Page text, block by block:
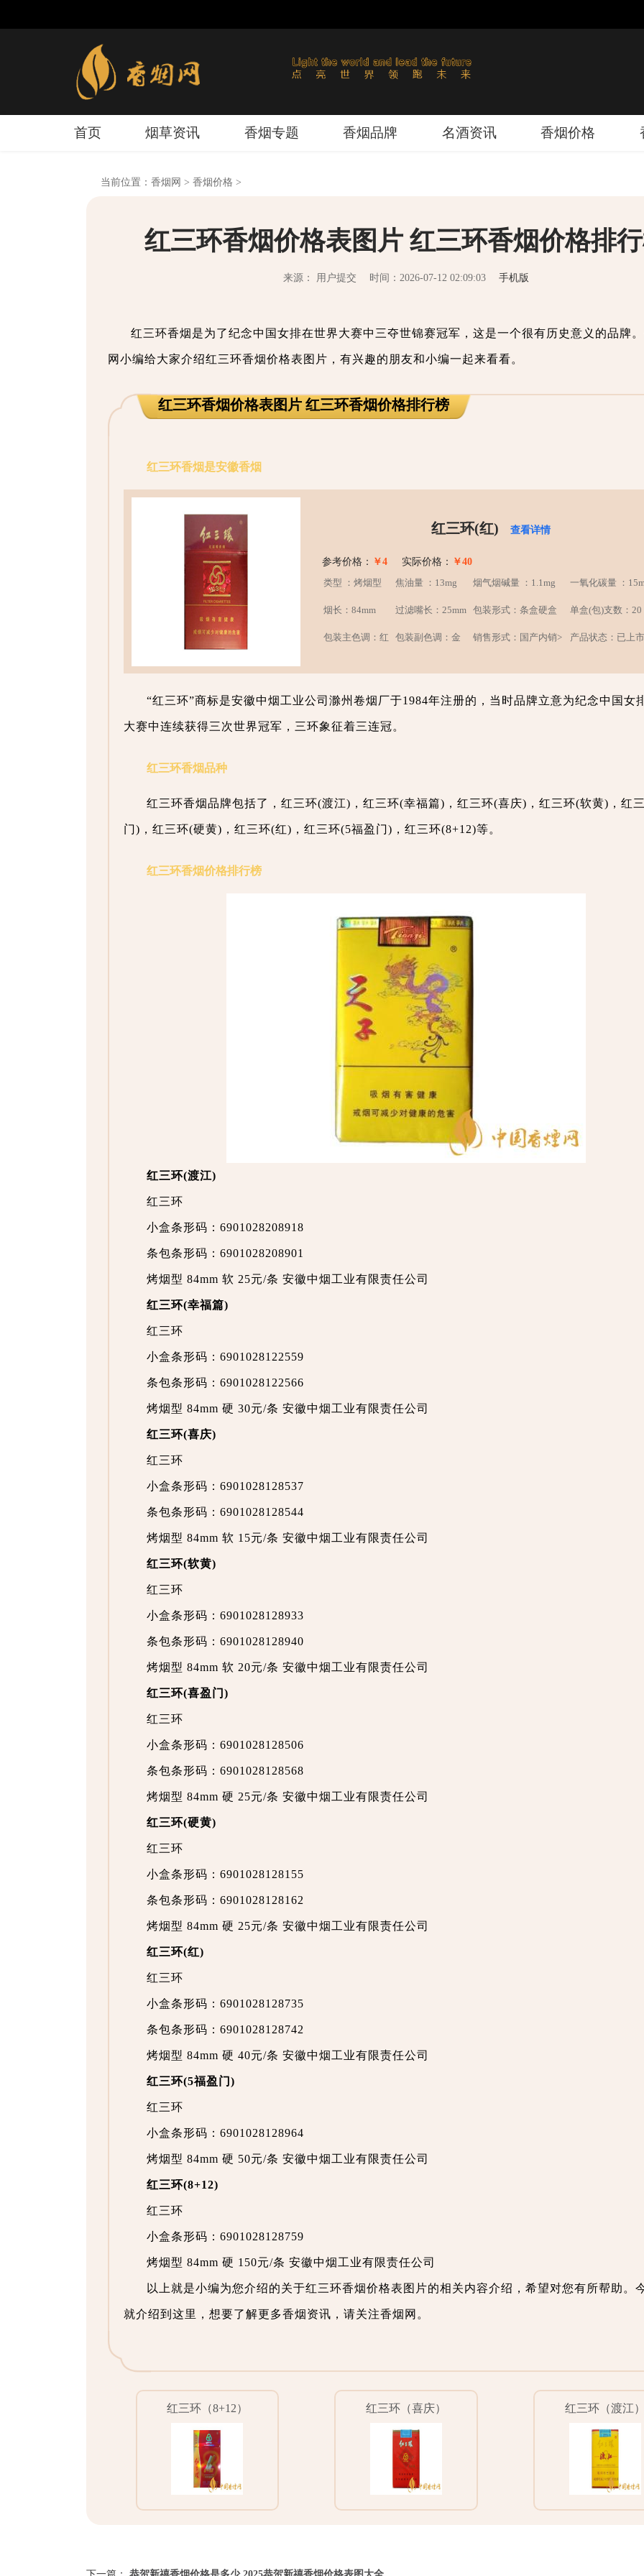
首页 烟草资讯 香烟专题 香烟品牌 名酒资讯 香烟价格
当前位置： 香烟网 > 香烟价格 >
红三环香烟价格表图片 红三环香烟价格排
来源： 用户提交 时间：2026-07-12 02:09:03 手机版
红三环香烟是为了纪念中国女排在世界大赛中三夺世锦赛冠军，这是一个很有历史意义的品牌
网小编给大家介绍红三环香烟价格表图片，有兴趣的朋友和小编一起来看看。
红三环香烟价格表图片 红三环香烟价格排行榜
红三环香烟是安徽香烟
红三环(红) 查看详情
参考价格： ￥4 实际价格： ￥40
类型 ：烤烟型
焦油量 ：13mg 烟气烟碱量 ：1.1mg 一氧化碳量 ：
烟长：84mm 过滤嘴长：25mm 包装形式：条盒硬盒 单盒(包)支数：20
包装主色调：红 包装副色调：金 销售形式：国产内销> 产品状态：已上市
“红三环”商标是安徽中烟工业公司滁州卷烟厂于1984年注册的，当时品牌立意为纪念中国女
大赛中连续获得三次世界冠军，三环象征着三连冠。
红三环香烟品种
红三环香烟品牌包括了，红三环(渡江)，红三环(幸福篇)，红三环(喜庆)，红三环(软黄)，红
门)，红三环(硬黄)，红三环(红)，红三环(5福盈门)，红三环(8+12)等。
红三环香烟价格排行榜
红三环(渡江)
红三环
小盒条形码：6901028208918
条包条形码：6901028208901
烤烟型 84mm 软 25元/条 安徽中烟工业有限责任公司
红三环(幸福篇)
红三环
小盒条形码：6901028122559
条包条形码：6901028122566
烤烟型 84mm 硬 30元/条 安徽中烟工业有限责任公司
红三环(喜庆)
红三环
小盒条形码：6901028128537
条包条形码：6901028128544
烤烟型 84mm 软 15元/条 安徽中烟工业有限责任公司
红三环(软黄)
红三环
小盒条形码：6901028128933
条包条形码：6901028128940
烤烟型 84mm 软 20元/条 安徽中烟工业有限责任公司
红三环(喜盈门)
红三环
小盒条形码：6901028128506
条包条形码：6901028128568
烤烟型 84mm 硬 25元/条 安徽中烟工业有限责任公司
红三环(硬黄)
红三环
小盒条形码：6901028128155
条包条形码：6901028128162
烤烟型 84mm 硬 25元/条 安徽中烟工业有限责任公司
红三环(红)
红三环
小盒条形码：6901028128735
条包条形码：6901028128742
烤烟型 84mm 硬 40元/条 安徽中烟工业有限责任公司
红三环(5福盈门)
红三环
小盒条形码：6901028128964
烤烟型 84mm 硬 50元/条 安徽中烟工业有限责任公司
红三环(8+12)
红三环
小盒条形码：6901028128759
烤烟型 84mm 硬 150元/条 安徽中烟工业有限责任公司
以上就是小编为您介绍的关于红三环香烟价格表图片的相关内容介绍，希望对您有所帮助。
就介绍到这里，想要了解更多香烟资讯，请关注香烟网。
红三环（8+12） 红三环（喜庆） 红三环（渡江）